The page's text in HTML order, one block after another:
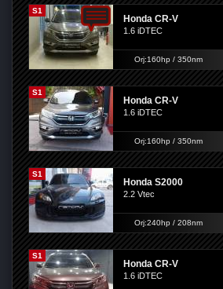
S1
Honda CR-V
1.6 iDTEC
Orj:160hp / 350nm
S1
Honda CR-V
1.6 iDTEC
Orj:160hp / 350nm
S1
Honda S2000
2.2 Vtec
Orj:240hp / 208nm
S1
Honda CR-V
1.6 iDTEC